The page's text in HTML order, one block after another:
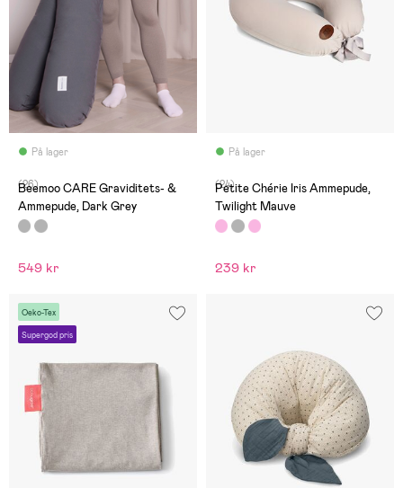
På lager
(26)
Beemoo CARE Graviditets- &
Ammepude, Dark Grey
549 kr
På lager
(24)
Petite Chérie Iris Ammepude,
Twilight Mauve
239 kr
Oeko-Tex
Supergod pris